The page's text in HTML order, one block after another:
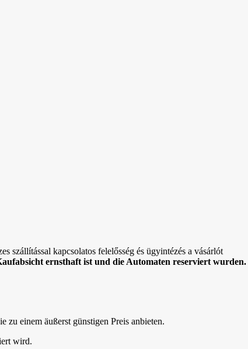
szállítással kapcsolatos felelősség és ügyintézés a vásárlót
ernsthaft ist und die Automaten reserviert wurden.
einem äußerst günstigen Preis anbieten.
wird.